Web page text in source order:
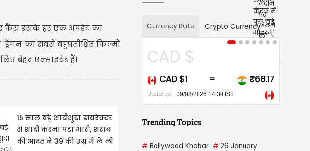
फैंस इसके हर एक अपडेट का
का सबसे बहुप्रतीक्षित फिल्मों
बेहद एक्साइटेड हैं।
15 साल बड़े शादीशुदा डायरेक्टर
से शादी करना पड़ा भारी, शराब
की आदत ने 39 की उम्र में ले ली
Currency Rate Crypto Currency
CAD $
₹68.17
09/08/2026 14:30 IST
USD $1 =
Updated 09/08/2026 14:30 IST
Trending Topics
# Bollywood Khabar # 26 January